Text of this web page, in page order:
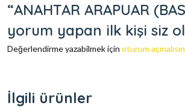
“ANAHTAR ARAPUAR
yorum yapan ilk kişi siz
Değerlendirme yazabilmek için oturum
İlgili ürünler